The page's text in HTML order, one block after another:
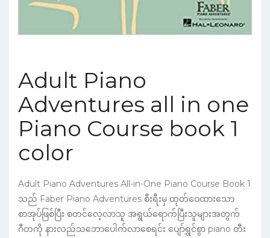
Adult Piano
Adventures all in one
Piano Course book 1
color
Adult Piano Adventures All-in-One Piano Course Book 1
သည် Faber Piano Adventures စီးရီးမှ ထုတ်ဝေထားသော
စာအုပ်ဖြစ်ပြီး စတင်လေ့လာသူ အရွယ်ရောက်ပြီးသူများအတွက်
ဂီတကို နားလည်သဘောပေါက်လာစေရင်း ပျော်ရွှင်စွာ piano တီး